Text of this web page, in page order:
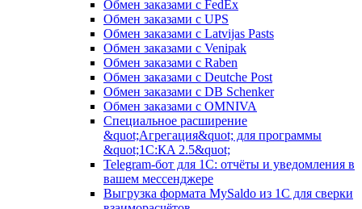
Обмен заказами с FedEx
Обмен заказами с UPS
Обмен заказами с Latvijas Pasts
Обмен заказами с Venipak
Обмен заказами с Raben
Обмен заказами с Deutche Post
Обмен заказами с DB Schenker
Обмен заказами с OMNIVA
Специальное расширение
&quot;Агрегация&quot; для программы
&quot;1С:КA 2.5&quot;
Telegram-бот для 1С: отчёты и уведомления в
вашем мессенджере
Выгрузка формата MySaldo из 1C для сверки